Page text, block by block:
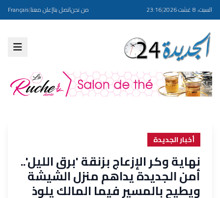
السبت، 8 غشت 2026 |
23:16 من نحناتصل بناإعلن معنا|
Français
أخبار الجديدة
نهاية وكر الإزعاج بزنقة 'برق الليل'..
أمن الجديدة يداهم منزل الشيشة
ويطيح بالمسير فيما المالك يلوذ